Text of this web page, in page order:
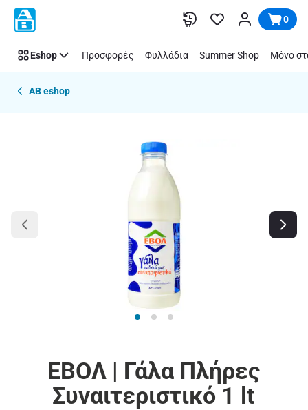
Παράλειψη 0
Eshop Προσφορές Φυλλάδια Summer Shop Μόνο
AB eshop
ΕΒΟΛ | Γάλα Πλήρες
Συναιτεριστικό 1 lt